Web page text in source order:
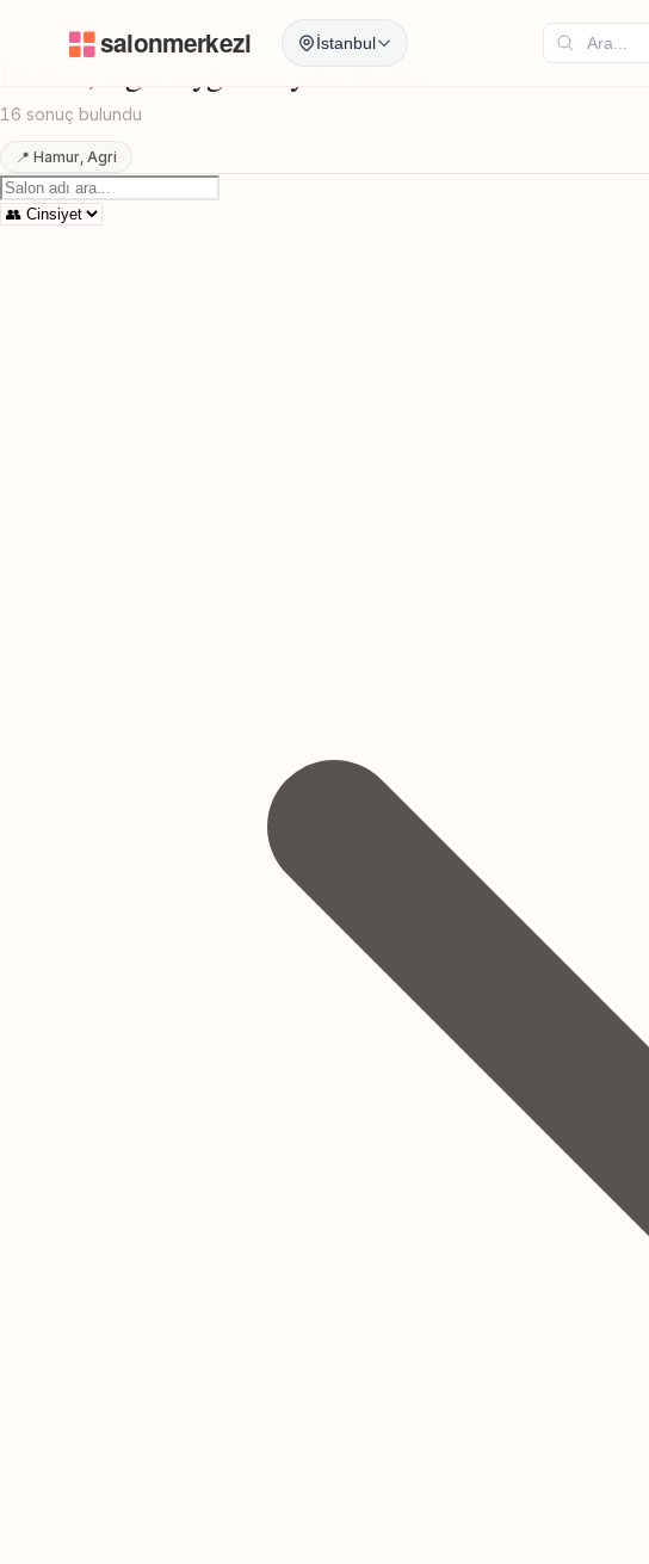
İstanbul
Uygun Fiyatli Kuafor
Hamur, Agri Uygun Fiyatli Kuafor
16 sonuç bulundu
📍 Hamur, Agri